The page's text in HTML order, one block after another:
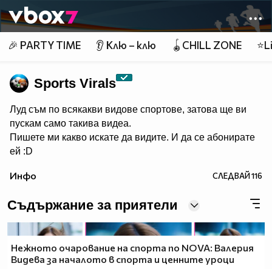
👾
🎉 PARTY TIME 👂 Клю – клю 🪀CHILL ZONE
Sports Virals
Луд съм по всякакви видове спортове, затова ще ви
пускам само такива видеа.
Пишете ми какво искате да видите. И да се абонирате
ей :D
Инфо СЛЕДВАЙ116
Съдържание за приятели
Нежното очарование на спорта по NOVA: Валерия
Видева за началото в спорта и ценните уроци